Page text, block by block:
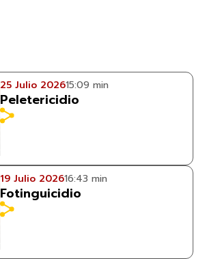
25 Julio 202615:09 min
Peletericidio
19 Julio 202616:43 min
Fotinguicidio